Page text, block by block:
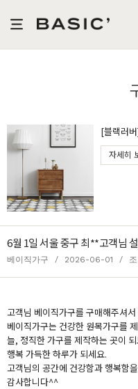
[블랙러
자세히
6월 1일 서울 중구 최**고객님
베이직가구 / 2026-06-01 /
고객님 베이직가구를 구매해주셔
베이직가구는 건강한 원목가구를
늘, 정직한 가구를 제작하는 곳이
행복 가득한 하루가 되세요.
고객님의 공간에 건강함과 행복함
감사합니다^^